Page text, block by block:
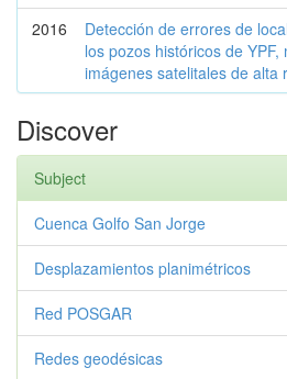
2016
Detección de errores de
los pozos históricos de YPF,
imágenes satelitales de alta
Discover
Subject
Cuenca Golfo San Jorge
Desplazamientos planimétricos
Red POSGAR
Redes geodésicas